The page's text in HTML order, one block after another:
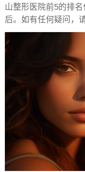
山整形医院前5的排
后。如有任何疑问，